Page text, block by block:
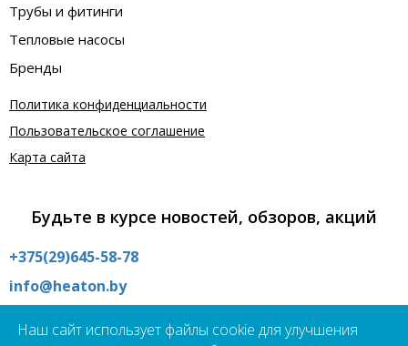
Трубы и фитинги
Тепловые насосы
Бренды
Политика конфиденциальности
Пользовательское соглашение
Карта сайта
Будьте в курсе новостей, обзоров, акций
+375(29)645-58-78
info@heaton.by
09:00 - 21:00 без выходных
Наш сайт использует файлы cookie для улучшения